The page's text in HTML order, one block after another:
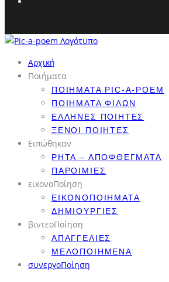
Αρχική
Ποιήματα
ΠΟΙΉΜΑΤΑ PIC-A-POEM
ΠΟΙΉΜΑΤΑ ΦΊΛΩΝ
ΈΛΛΗΝΕΣ ΠΟΙΗΤΈΣ
ΞΈΝΟΙ ΠΟΙΗΤΈΣ
Ειπώθηκαν
ΡΗΤΆ – ΑΠΟΦΘΈΓΜΑΤΑ
ΠΑΡΟΙΜΊΕΣ
εικονοΠοίηση
ΕΙΚΟΝΟΠΟΙΉΜΑΤΑ
ΔΗΜΙΟΥΡΓΊΕΣ
βιντεοΠοίηση
ΑΠΑΓΓΕΛΊΕΣ
ΜΕΛΟΠΟΙΗΜΈΝΑ
συνεργοΠοίηση